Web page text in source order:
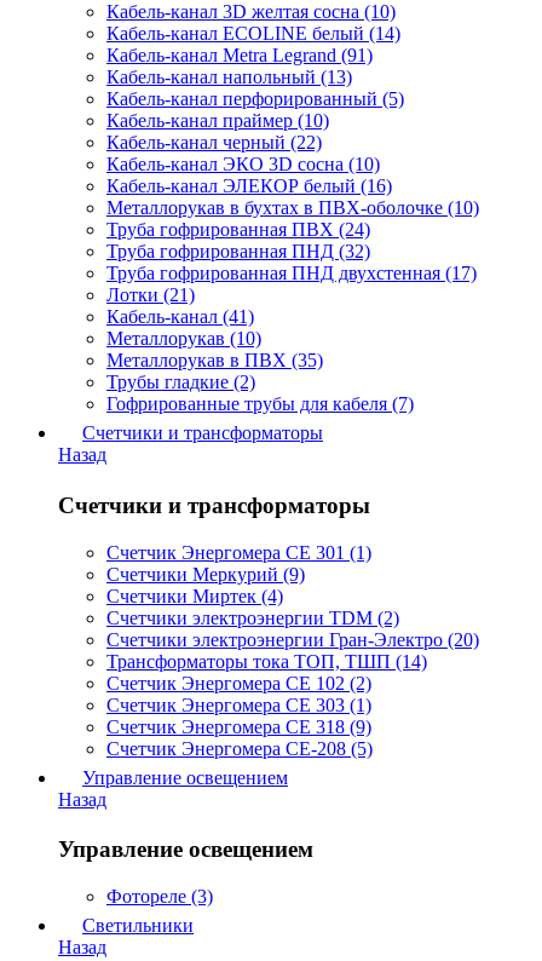
Кабель-канал 3D желтая сосна (10)
Кабель-канал ECOLINE белый (14)
Кабель-канал Metra Legrand (91)
Кабель-канал напольный (13)
Кабель-канал перфорированный (5)
Кабель-канал праймер (10)
Кабель-канал черный (22)
Кабель-канал ЭКО 3D сосна (10)
Кабель-канал ЭЛЕКОР белый (16)
Металлорукав в бухтах в ПВХ-оболочке (10)
Труба гофрированная ПВХ (24)
Труба гофрированная ПНД (32)
Труба гофрированная ПНД двухстенная (17)
Лотки (21)
Кабель-канал (41)
Металлорукав (10)
Металлорукав в ПВХ (35)
Трубы гладкие (2)
Гофрированные трубы для кабеля (7)
Счетчики и трансформаторы
Назад
Счетчики и трансформаторы
Счетчик Энергомера СЕ 301 (1)
Счетчики Меркурий (9)
Счетчики Миртек (4)
Счетчики электроэнергии TDM (2)
Счетчики электроэнергии Гран-Электро (20)
Трансформаторы тока ТОП, ТШП (14)
Счетчик Энергомера СЕ 102 (2)
Счетчик Энергомера СЕ 303 (1)
Счетчик Энергомера СЕ 318 (9)
Счетчик Энергомера СЕ-208 (5)
Управление освещением
Назад
Управление освещением
Фотореле (3)
Светильники
Назад